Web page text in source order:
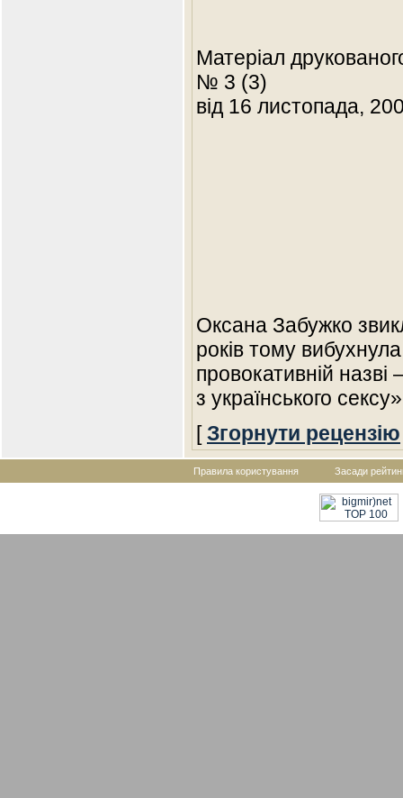
Матеріал
№ 3 (3)
від 16 листопада,
Оксана Забужко
років тому
провокативній назві
з українського
[Згорнути рецензію
Правила користування Засади